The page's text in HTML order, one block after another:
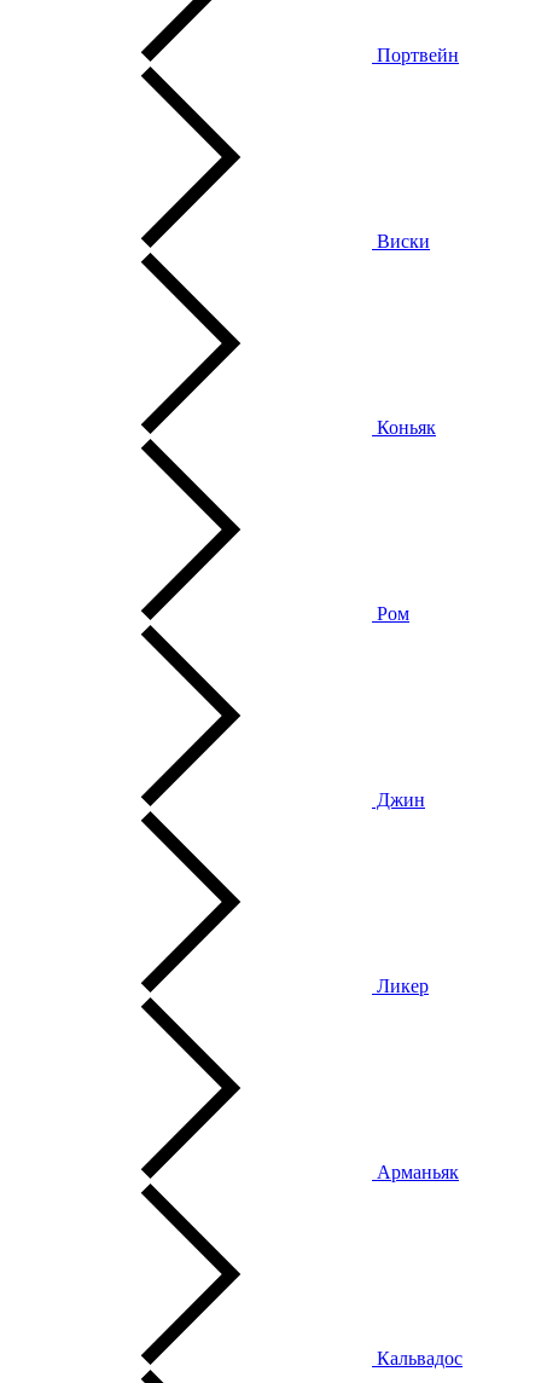
Портвейн
Виски
Коньяк
Ром
Джин
Ликер
Арманьяк
Кальвадос